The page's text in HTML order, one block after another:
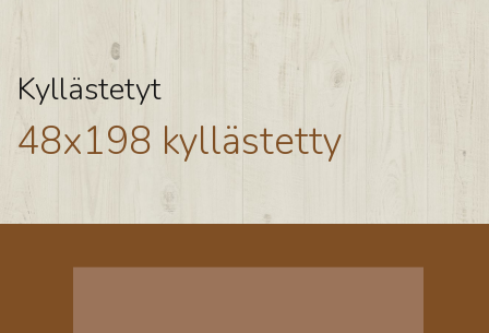
Kyllästetyt
48x198 kyllästetty